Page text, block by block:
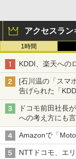
アクセスラン
1時間
KDDI、楽天への
[石川温の「スマ
告げられた「
穴と楽天モバイ
ドコモ前田社長
への考え方にも
Amazonで「
NTTドコモ、エ